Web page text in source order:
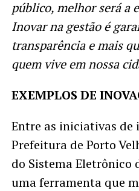
público, melhor será a
Inovar na gestão é
transparência e mais
quem vive em nossa
EXEMPLOS DE
Entre as iniciativas de
Prefeitura de Porto
do Sistema Eletrônico
uma ferramenta que